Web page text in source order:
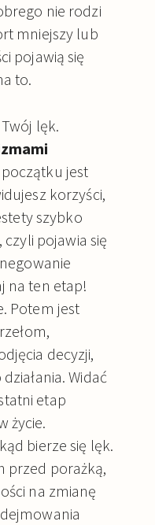
nie rodzi
mniejszy lub
pojawią się
to.
lęk.
jest
korzyści,
szybko
pojawia się
na ten etap!
Potem jest
decyzji,
Widać
etap
życie.
bierze się lęk.
przed porażką,
na zmianę